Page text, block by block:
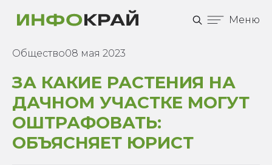
Меню
Общество08 мая 2023
ЗА КАКИЕ РАСТЕНИЯ НА
ДАЧНОМ УЧАСТКЕ МОГУТ
ОШТРАФОВАТЬ:
ОБЪЯСНЯЕТ ЮРИСТ